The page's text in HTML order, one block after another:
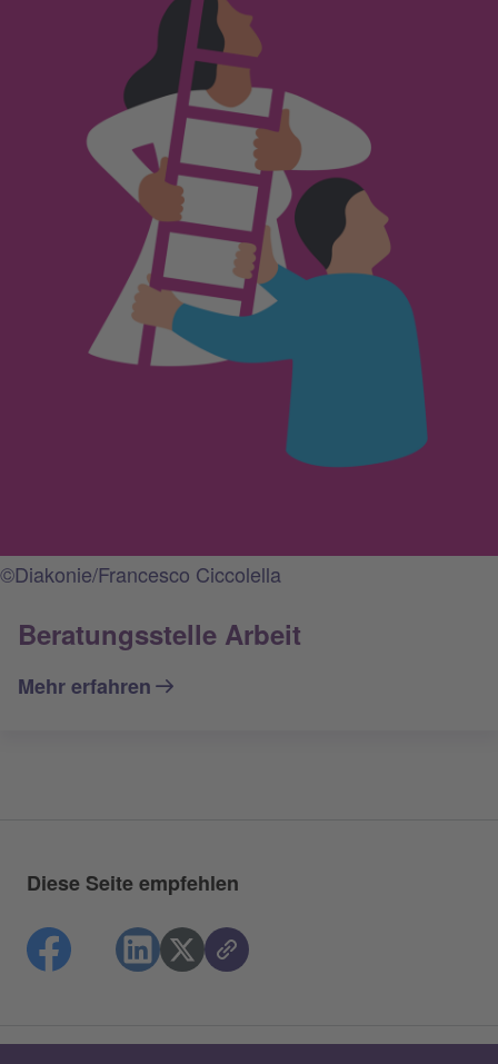
©Diakonie/Francesco Ciccolella
Beratungsstelle Arbeit
Mehr erfahren
Diese Seite empfehlen